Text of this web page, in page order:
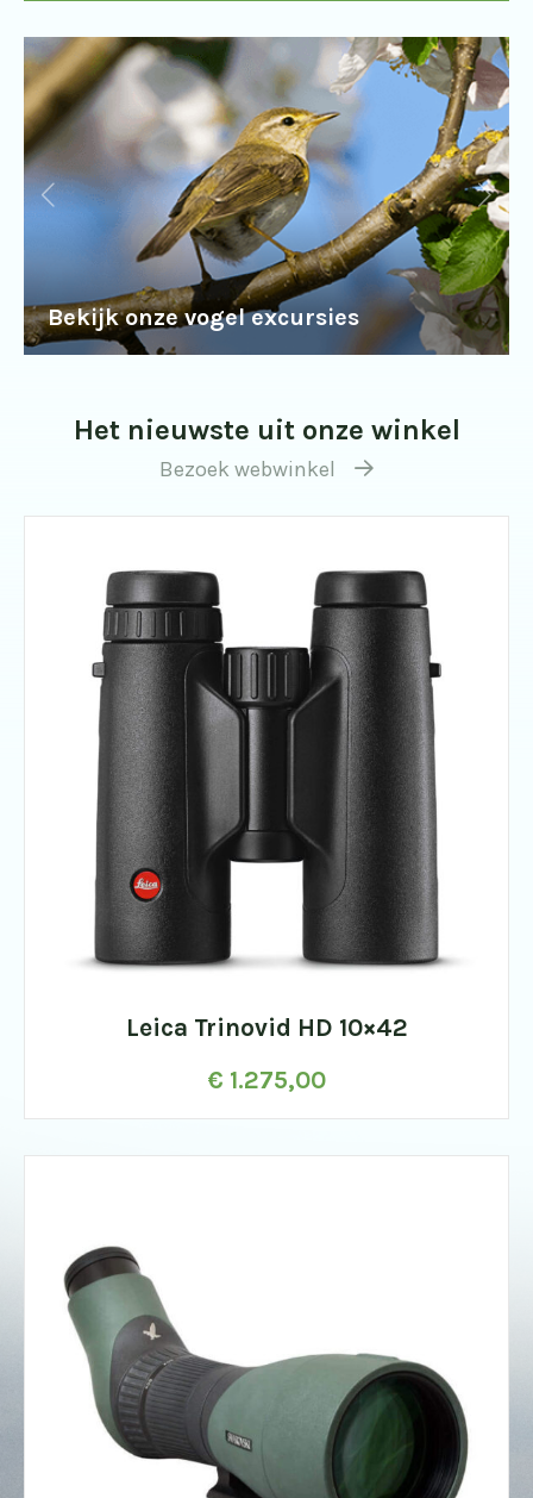
Bekijk onze vogel excursies
Het nieuwste uit onze winkel
Bezoek webwinkel
Leica Trinovid HD 10×42
€ 1.275,00